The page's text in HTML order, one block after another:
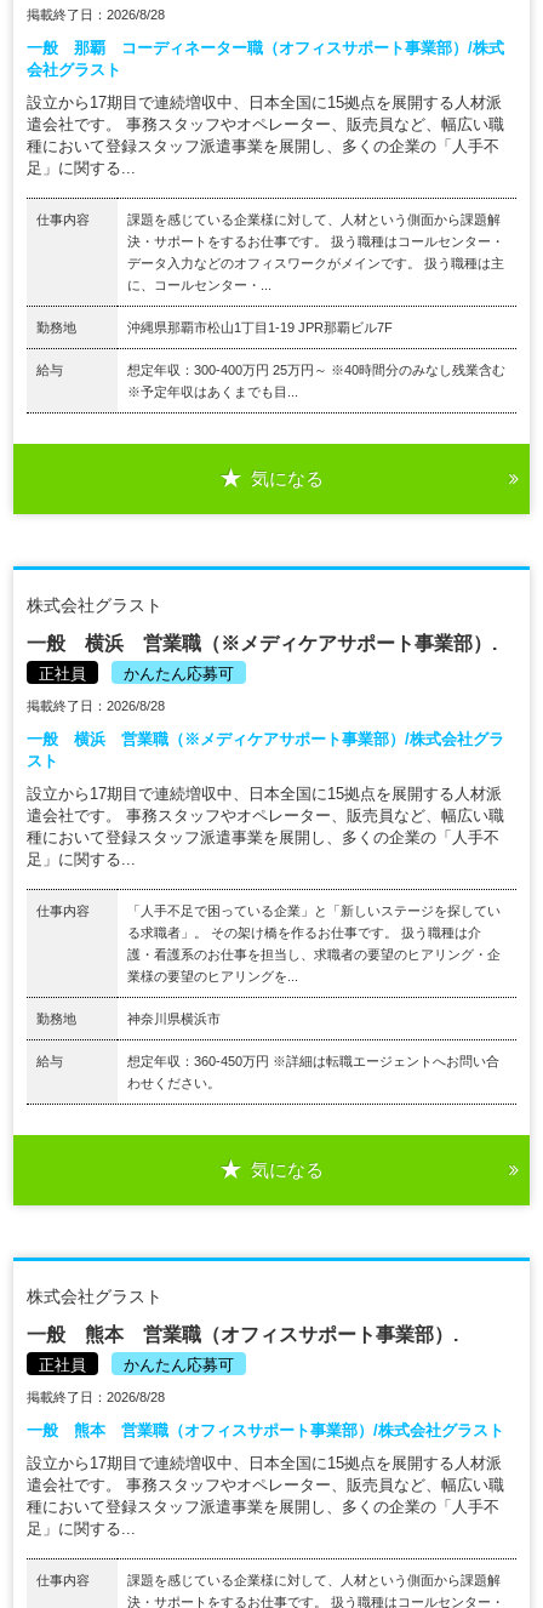
掲載終了日：2026/8/28
一般 那覇 コーディネーター職（オフィスサポート事業部）/株式
会社グラスト
設立から17期目で連続増収中、日本全国に15拠点を展開する人材派
遣会社です。 事務スタッフやオペレーター、販売員など、幅広い職
種において登録スタッフ派遣事業を展開し、多くの企業の「人手不
足」に関する...
仕事内容
課題を感じている企業様に対して、人材という側面から課題解
決・サポートをするお仕事です。 扱う職種はコールセンター・
データ入力などのオフィスワークがメインです。 扱う職種は主
に、コールセンター・...
勤務地 沖縄県那覇市松山1丁目1-19 JPR那覇ビル7F
給与
想定年収：300-400万円 25万円～ ※40時間分のみなし残業含む
※予定年収はあくまでも目...
気になる
株式会社グラスト
一般 横浜 営業職（※メディケアサポート事業部）.
正社員 かんたん応募可
掲載終了日：2026/8/28
一般 横浜 営業職（※メディケアサポート事業部）/株式会社グラ
スト
設立から17期目で連続増収中、日本全国に15拠点を展開する人材派
遣会社です。 事務スタッフやオペレーター、販売員など、幅広い職
種において登録スタッフ派遣事業を展開し、多くの企業の「人手不
足」に関する...
仕事内容
「人手不足で困っている企業」と「新しいステージを探してい
る求職者」。 その架け橋を作るお仕事です。 扱う職種は介
護・看護系のお仕事を担当し、求職者の要望のヒアリング・企
業様の要望のヒアリングを...
勤務地 神奈川県横浜市
給与
想定年収：360-450万円 ※詳細は転職エージェントへお問い合
わせください。
気になる
株式会社グラスト
一般 熊本 営業職（オフィスサポート事業部）.
正社員 かんたん応募可
掲載終了日：2026/8/28
一般 熊本 営業職（オフィスサポート事業部）/株式会社グラスト
設立から17期目で連続増収中、日本全国に15拠点を展開する人材派
遣会社です。 事務スタッフやオペレーター、販売員など、幅広い職
種において登録スタッフ派遣事業を展開し、多くの企業の「人手不
足」に関する...
仕事内容
課題を感じている企業様に対して、人材という側面から課題解
決・サポートをするお仕事です。 扱う職種はコールセンター・